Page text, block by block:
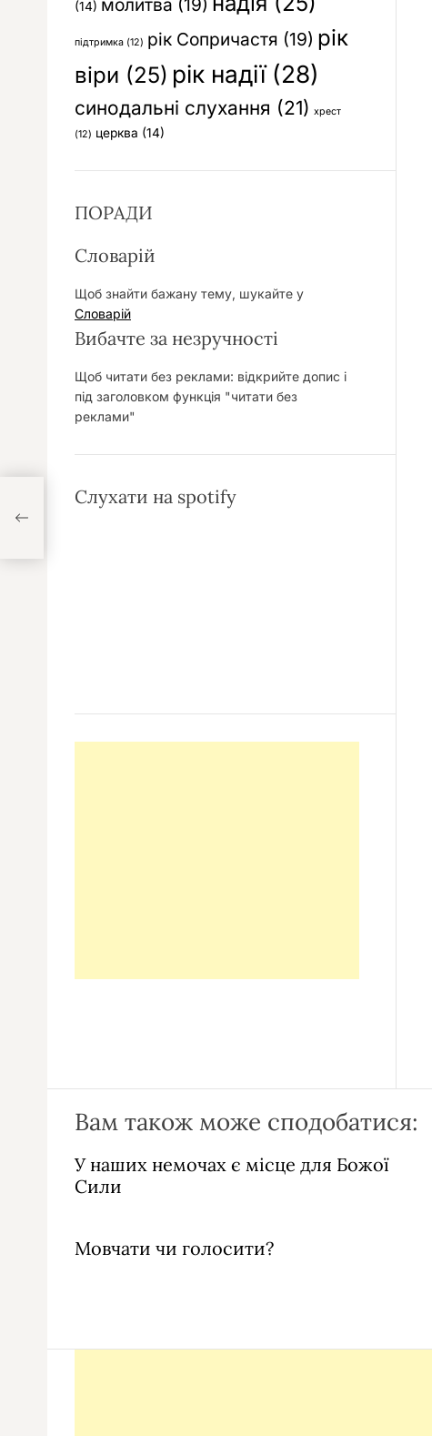
(14) молитва (19)
підтримка (12) рік Сопричастя (19) рік
віри (25) рік надії(28)
синодальні слухання (21) хрест
(12) церква (14)
ПОРАДИ
Словарій
Щоб знайти бажану тему, шукайте у
Словарій
Вибачте за незручності
Щоб читати без реклами: відкрийте допис і
під заголовком функція "читати без
реклами"
Слухати на spotify
Вам також може сподобатися:
У наших немочах є місце для Божої
Сили
Мовчати чи голосити?